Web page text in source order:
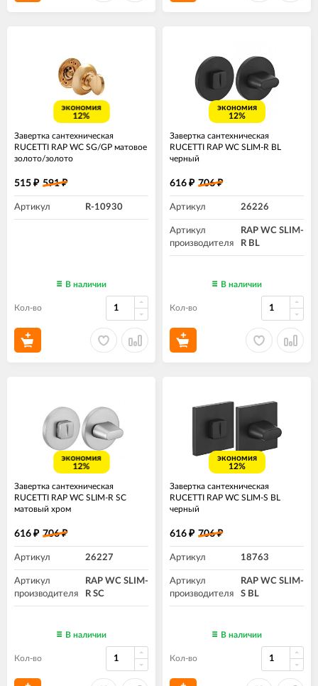
экономия
12%
Завертка сантехническая
RUCETTI RAP WC SG/GP матовое
золото/золото
515 ₽ 591₽
Артикул R-10930
В наличии
Кол-во
экономия
12%
Завертка сантехническая
RUCETTI RAP WC SLIM-R BL
черный
616 ₽ 706₽
Артикул 26226
Артикул
производителя
RAP WC SLIM-
R BL
В наличии
Кол-во
экономия
12%
Завертка сантехническая
RUCETTI RAP WC SLIM-R SC
матовый хром
616 ₽ 706₽
Артикул 26227
Артикул
производителя
RAP WC SLIM-
R SC
В наличии
Кол-во
экономия
12%
Завертка сантехническая
RUCETTI RAP WC SLIM-S BL
черный
616 ₽ 706₽
Артикул 18763
Артикул
производителя
RAP WC SLIM-
S BL
В наличии
Кол-во